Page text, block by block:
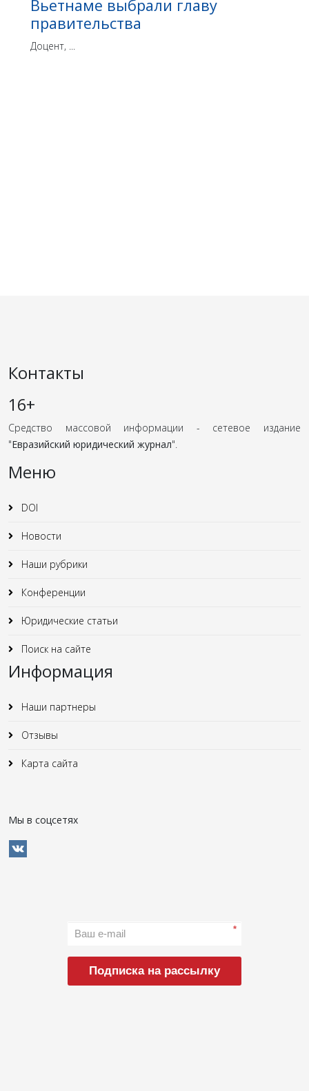
Вьетнаме выбрали главу
правительства
Доцент, ...
Контакты
16+
Средство массовой информации - сетевое издание
"Евразийский юридический журнал".
Меню
DOI
Новости
Наши рубрики
Конференции
Юридические статьи
Поиск на сайте
Информация
Наши партнеры
Отзывы
Карта сайта
Мы в соцсетях
*
Подписка на рассылку